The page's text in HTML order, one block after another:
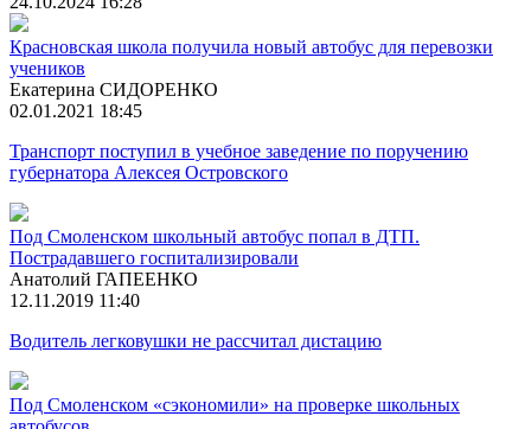
Красновская школа получила новый автобус для перевозки
учеников
Екатерина СИДОРЕНКО
02.01.2021 18:45
Транспорт поступил в учебное заведение по поручению
губернатора Алексея Островского
Под Смоленском школьный автобус попал в ДТП.
Пострадавшего госпитализировали
Анатолий ГАПЕЕНКО
12.11.2019 11:40
Водитель легковушки не рассчитал дистацию
Под Смоленском «сэкономили» на проверке школьных